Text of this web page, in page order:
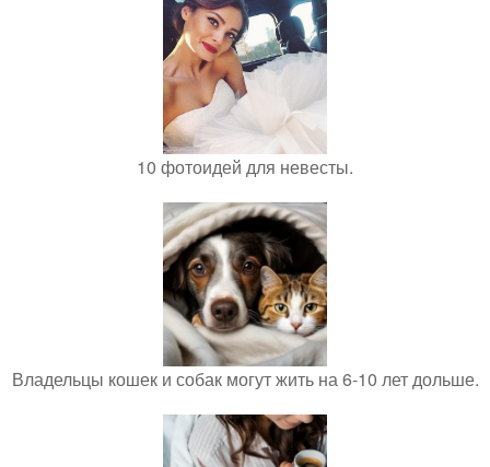
10 фотоидей для невесты.
Владельцы кошек и собак могут жить на 6-10 лет дольше.